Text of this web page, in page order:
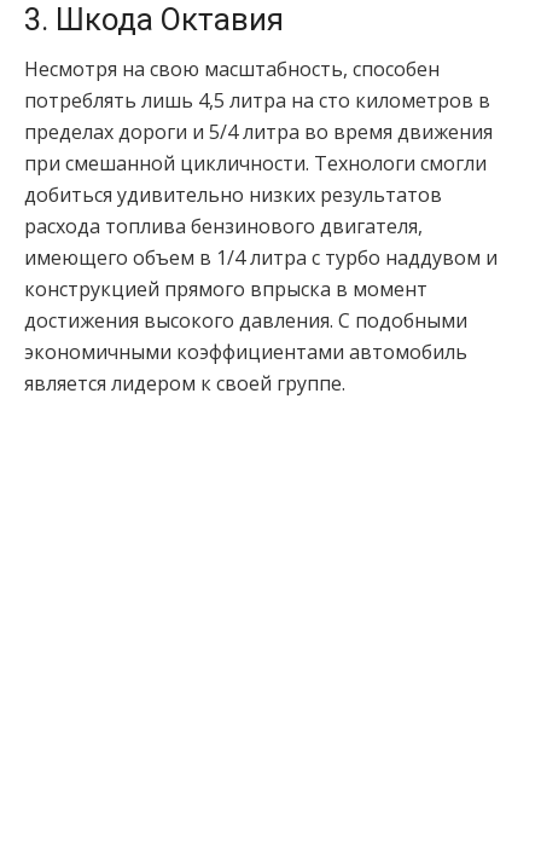
3. Шкода Октавия
Несмотря на свою масштабность, способен
потреблять лишь 4,5 литра на сто километров в
пределах дороги и 5/4 литра во время движения
при смешанной цикличности. Технологи смогли
добиться удивительно низких результатов
расхода топлива бензинового двигателя,
имеющего объем в 1/4 литра с турбо наддувом и
конструкцией прямого впрыска в момент
достижения высокого давления. С подобными
экономичными коэффициентами автомобиль
является лидером к своей группе.